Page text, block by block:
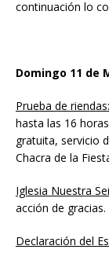
continuación lo
Domingo 11 de
Prueba de riendas:
hasta las 16
gratuita, servicio
Chacra de la
Iglesia Nuestra
acción de gracias.
Declaración del